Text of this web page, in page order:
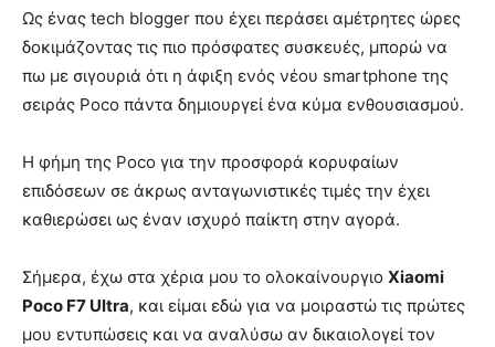
Ως ένας tech blogger που έχει περάσει αμέτρητες ώρες
δοκιμάζοντας τις πιο πρόσφατες συσκευές, μπορώ να
πω με σιγουριά ότι η άφιξη ενός νέου smartphone της
σειράς Poco πάντα δημιουργεί ένα κύμα ενθουσιασμού.
Η φήμη της Poco για την προσφορά κορυφαίων
επιδόσεων σε άκρως ανταγωνιστικές τιμές την έχει
καθιερώσει ως έναν ισχυρό παίκτη στην αγορά.
Σήμερα, έχω στα χέρια μου το ολοκαίνουργιο Xiaomi
Poco F7 Ultra, και είμαι εδώ για να μοιραστώ τις πρώτες
μου εντυπώσεις και να αναλύσω αν δικαιολογεί τον